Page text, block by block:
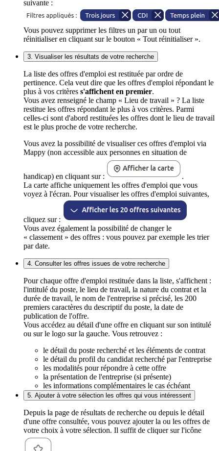
suivante :
Vous pouvez supprimer les filtres un par un ou tout
réinitialiser en cliquant sur le bouton « Tout réinitialiser ».
3. Visualiser les résultats de votre recherche
La liste des offres d'emploi est restituée par ordre de
pertinence. Cela veut dire que les offres d'emploi répondant le
plus à vos critères s'affichent en premier.
Vous avez renseigné le champ « Lieu de travail » ? La liste
restitue les offres répondant le plus à vos critères. Parmi
celles-ci sont d'abord restituées les offres dont le lieu de travail
est le plus proche de votre recherche.
Vous avez la possibilité de visualiser ces offres d'emploi via
Mappy (non accessible aux personnes en situation de
handicap) en cliquant sur :
.
La carte affiche uniquement les offres d'emploi que vous
voyez à l'écran. Pour visualiser les offres d'emploi suivantes,
cliquez sur :
Vous avez également la possibilité de changer le
« classement » des offres : vous pouvez par exemple les trier
par date.
4. Consulter les offres issues de votre recherche
Pour chaque offre d'emploi restituée dans la liste, s'affichent :
l'intitulé du poste, le lieu de travail, la nature du contrat et la
durée de travail, le nom de l'entreprise si précisé, les 200
premiers caractères du descriptif du poste, la date de
publication de l'offre.
Vous accédez au détail d'une offre en cliquant sur son intitulé
ou sur le logo sur la gauche. Vous retrouvez :
le détail du poste recherché et les éléments de contrat
le détail du profil du candidat recherché par l'entreprise
les modalités pour répondre à cette offre
la présentation de l'entreprise (si présente)
les informations complémentaires le cas échéant
5. Ajouter à votre sélection les offres qui vous intéressent
Depuis la page de résultats de recherche ou depuis le détail
d'une offre consultée, vous pouvez ajouter la ou les offres de
votre choix à votre sélection. Il suffit de cliquer sur l'icône